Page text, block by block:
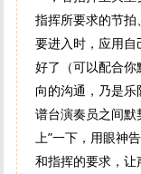
指挥所要求的节
要进入时，应用自
好了（可以配合
向的沟通，乃是
谱台演奏员之间默
上”一下，用眼神
和指挥的要求，